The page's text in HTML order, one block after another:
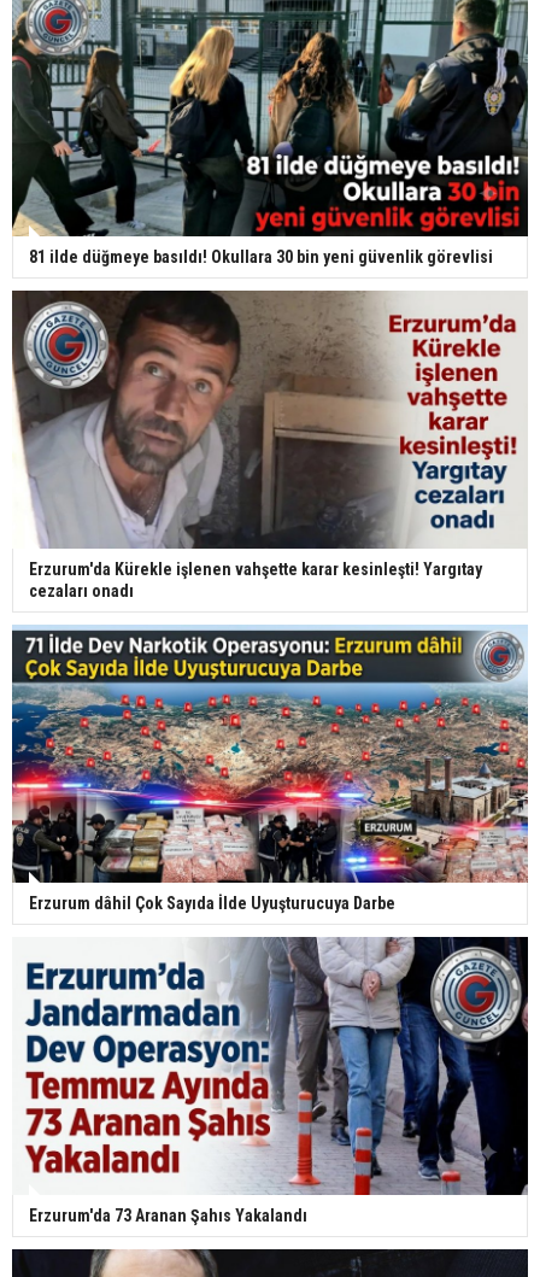
81 ilde düğmeye basıldı! Okullara 30 bin yeni güvenlik görevlisi
Erzurum'da Kürekle işlenen vahşette karar kesinleşti! Yargıtay
cezaları onadı
Erzurum dâhil Çok Sayıda İlde Uyuşturucuya Darbe
Erzurum'da 73 Aranan Şahıs Yakalandı